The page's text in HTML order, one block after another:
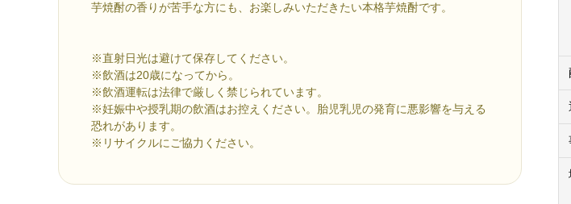
芋焼酎の香りが苦手な方にも、お楽しみいただきたい本格芋焼酎です。
※直射日光は避けて保存してください。
※飲酒は20歳になってから。
※飲酒運転は法律で厳しく禁じられています。
※妊娠中や授乳期の飲酒はお控えください。胎児乳児の発育に悪影響を与える
恐れがあります。
※リサイクルにご協力ください。